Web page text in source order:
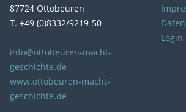
87724 Ottobeuren
T. +49 (0)8332/9219-50
info@ottobeuren-macht-
geschichte.de
www.ottobeuren-macht-
geschichte.de
Login